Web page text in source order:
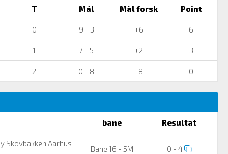
T Mål Mål forsk Point
0 9 - 3 +6 6
1 7 - 5 +2 3
2 0 - 8 -8 0
bane Resultat
Skovbakken Aarhus
Bane 16 - 5M 0 - 4